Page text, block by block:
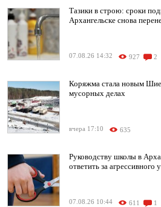
Тазики в строю: сроки
Архангельске снова
07.08.26 14:32 927 2
Коряжма стала новым
мусорных делах
вчера 17:10 635
Руководству школы в
ответить за агрессивного
07.08.26 10:44 611 1